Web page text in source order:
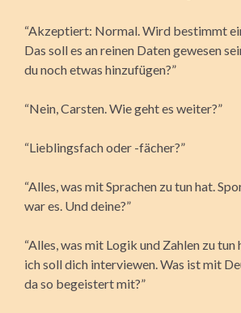
“Akzeptiert: Normal. Wird bestimmt
Das soll es an reinen Daten gewesen
du noch etwas hinzufügen?”
“Nein, Carsten. Wie geht es weiter?”
“Lieblingsfach oder -fächer?”
“Alles, was mit Sprachen zu tun hat.
war es. Und deine?”
“Alles, was mit Logik und Zahlen zu
ich soll dich interviewen. Was ist mit
da so begeistert mit?”